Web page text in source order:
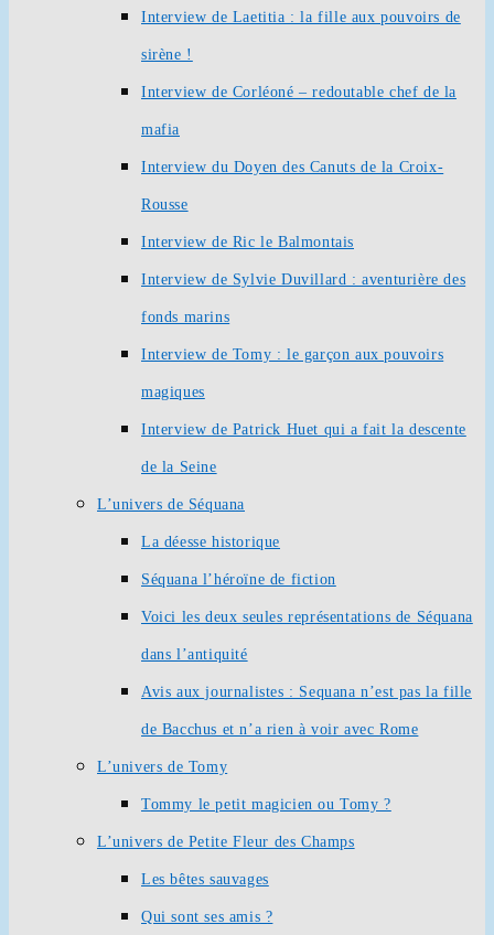
Interview de Laetitia : la fille aux pouvoirs de
sirène !
Interview de Corléoné – redoutable chef de la
mafia
Interview du Doyen des Canuts de la Croix-
Rousse
Interview de Ric le Balmontais
Interview de Sylvie Duvillard : aventurière des
fonds marins
Interview de Tomy : le garçon aux pouvoirs
magiques
Interview de Patrick Huet qui a fait la descente
de la Seine
L’univers de Séquana
La déesse historique
Séquana l’héroïne de fiction
Voici les deux seules représentations de Séquana
dans l’antiquité
Avis aux journalistes : Sequana n’est pas la fille
de Bacchus et n’a rien à voir avec Rome
L’univers de Tomy
Tommy le petit magicien ou Tomy ?
L’univers de Petite Fleur des Champs
Les bêtes sauvages
Qui sont ses amis ?